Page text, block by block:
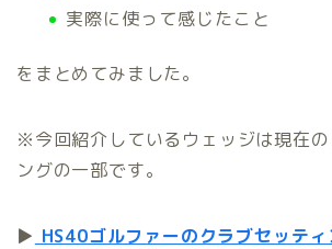
実際に使って感じたこと
をまとめてみました。
※今回紹介しているウェッジは現在の
ングの一部です。
▶ HS40ゴルファーのクラブセッティ